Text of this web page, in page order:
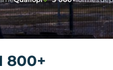
800+